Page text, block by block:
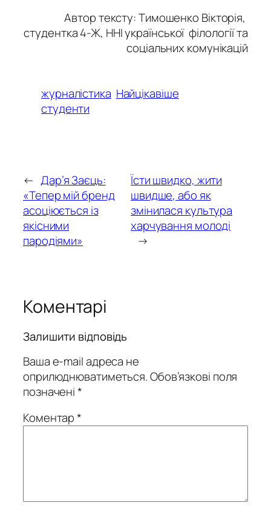
Автор тексту: Тимошенко Вікторія,
студентка 4-Ж, ННІ української філології та
соціальних комунікацій
журналістика Найцікавіше
студенти
← Дар’я Заєць:
«Тепер мій бренд
асоціюється із
якісними
пародіями»
Їсти швидко, жити
швидше, або як
змінилася культура
харчування молоді
→
Коментарі
Залишити відповідь
Ваша e-mail адреса не
оприлюднюватиметься.Обов’язкові поля
позначені*
Коментар*